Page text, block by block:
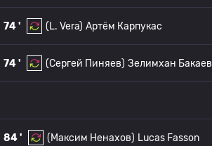
74 ' (L. Vera) Артём Карпукас
74 ' (Сергей Пиняев) Зелимхан Бакаев
84 ' (Максим Ненахов) Lucas Fasson